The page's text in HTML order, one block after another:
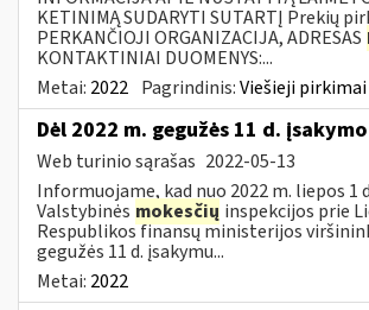
KETINIMĄ SUDARYTI SUTARTĮ Prekių
PERKANČIOJI ORGANIZACIJA, ADRESAS
KONTAKTINIAI DUOMENYS:...
Metai: 2022 Pagrindinis:Viešieji pirkimai
Dėl 2022 m. gegužės 11 d. įsakymo
Web turinio sąrašas 2022-05-13
Informuojame, kad nuo 2022 m. liepos 1
Valstybinės mokesčių inspekcijos prie
Respublikos finansų ministerijos
gegužės 11 d. įsakymu...
Metai: 2022